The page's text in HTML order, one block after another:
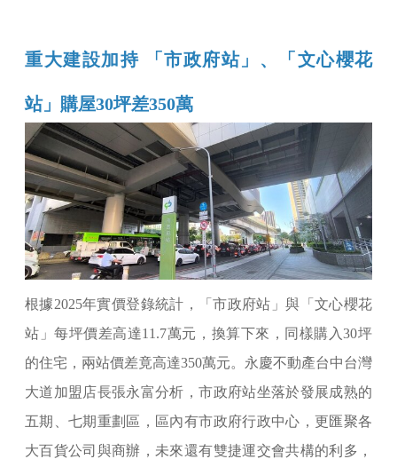
重大建設加持 「市政府站」、「文心櫻花
站」購屋30坪差350萬
根據2025年實價登錄統計，「市政府站」與「文心櫻花
站」每坪價差高達11.7萬元，換算下來，同樣購入30坪
的住宅，兩站價差竟高達350萬元。永慶不動產台中台灣
大道加盟店長張永富分析，市政府站坐落於發展成熟的
五期、七期重劃區，區內有市政府行政中心，更匯聚各
大百貨公司與商辦，未來還有雙捷運交會共構的利多，